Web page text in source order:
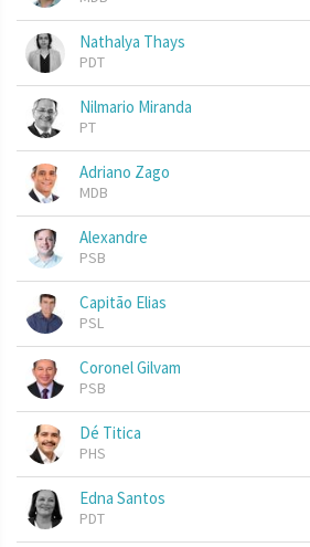
Nathalya Thays
PDT
Nilmario Miranda
PT
Adriano Zago
MDB
Alexandre
PSB
Capitão Elias
PSL
Coronel Gilvam
PSB
Dé Titica
PHS
Edna Santos
PDT